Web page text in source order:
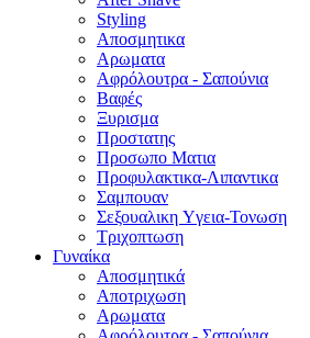
Styling
Αποσμητικα
Αρωματα
Αφρόλουτρα - Σαπούνια
Βαφές
Ξυρισμα
Προστατης
Προσωπο Ματια
Προφυλακτικα-Λιπαντικα
Σαμπουαν
Σεξουαλικη Yγεια-Τονωση
Τριχοπτωση
Γυναίκα
Αποσμητικά
Αποτριχωση
Αρωματα